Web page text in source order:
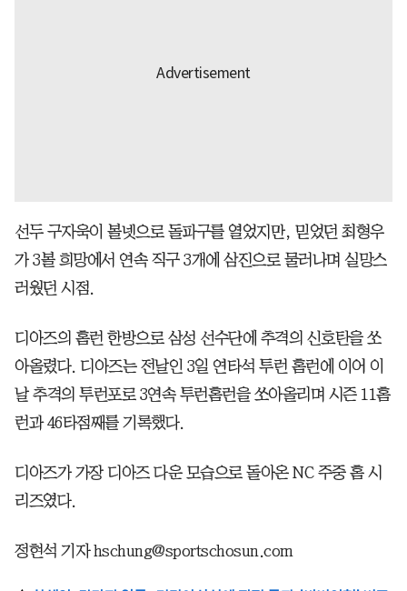
선두 구자욱이 볼넷으로 돌파구를 열었지만, 믿었던 최형우
가 3볼 희망에서 연속 직구 3개에 삼진으로 물러나며 실망스
러웠던 시점.
디아즈의 홈런 한방으로 삼성 선수단에 추격의 신호탄을 쏘
아올렸다. 디아즈는 전날인 3일 연타석 투런 홈런에 이어 이
날 추격의 투런포로 3연속 투런홈런을 쏘아올리며 시즌 11홈
런과 46타점째를 기록했다.
디아즈가 가장 디아즈 다운 모습으로 돌아온 NC 주중 홈 시
리즈였다.
정현석 기자 hschung@sportschosun.com